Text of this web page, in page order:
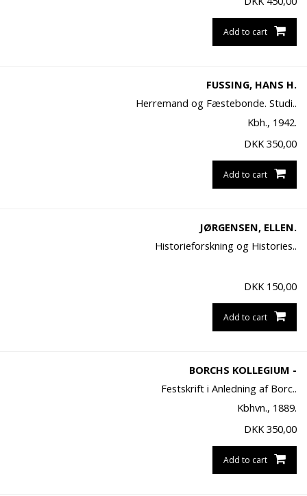
Add to cart
FUSSING, HANS H.
Herremand og Fæstebonde. Studi..
Kbh., 1942.
DKK 350,00
Add to cart
JØRGENSEN, ELLEN.
Historieforskning og Histories..
DKK 150,00
Add to cart
BORCHS KOLLEGIUM -
Festskrift i Anledning af Borc..
Kbhvn., 1889.
DKK 350,00
Add to cart